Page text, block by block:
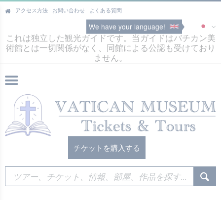
アクセス方法 お問い合わせ よくある質問
We have your language!
これは独立した観光ガイドです。当ガイドはバチカン美
術館とは一切関係がなく、同館による公認も受けており
ません。
チケットを購入する